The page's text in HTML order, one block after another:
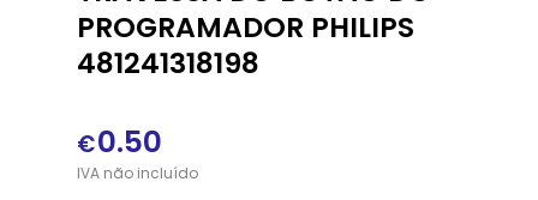
PROGRAMADOR PHILIPS
481241318198
€0.50
IVAnãoincluído